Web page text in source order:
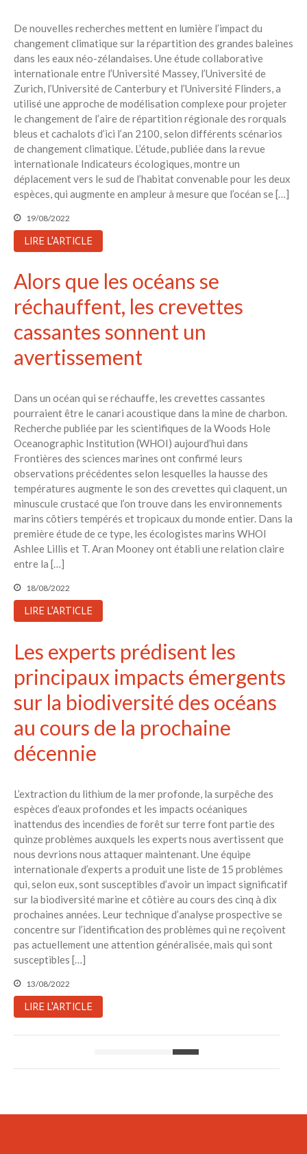
De nouvelles recherches mettent en lumière l’impact du
changement climatique sur la répartition des grandes baleines
dans les eaux néo-zélandaises. Une étude collaborative
internationale entre l’Université Massey, l’Université de
Zurich, l’Université de Canterbury et l’Université Flinders, a
utilisé une approche de modélisation complexe pour projeter
le changement de l’aire de répartition régionale des rorquals
bleus et cachalots d’ici l’an 2100, selon différents scénarios
de changement climatique. L’étude, publiée dans la revue
internationale Indicateurs écologiques, montre un
déplacement vers le sud de l’habitat convenable pour les deux
espèces, qui augmente en ampleur à mesure que l’océan se […]
19/08/2022
LIRE L'ARTICLE
Alors que les océans se
réchauffent, les crevettes
cassantes sonnent un
avertissement
Dans un océan qui se réchauffe, les crevettes cassantes
pourraient être le canari acoustique dans la mine de charbon.
Recherche publiée par les scientifiques de la Woods Hole
Oceanographic Institution (WHOI) aujourd’hui dans
Frontières des sciences marines ont confirmé leurs
observations précédentes selon lesquelles la hausse des
températures augmente le son des crevettes qui claquent, un
minuscule crustacé que l’on trouve dans les environnements
marins côtiers tempérés et tropicaux du monde entier. Dans la
première étude de ce type, les écologistes marins WHOI
Ashlee Lillis et T. Aran Mooney ont établi une relation claire
entre la […]
18/08/2022
LIRE L'ARTICLE
Les experts prédisent les
principaux impacts émergents
sur la biodiversité des océans
au cours de la prochaine
décennie
L’extraction du lithium de la mer profonde, la surpêche des
espèces d’eaux profondes et les impacts océaniques
inattendus des incendies de forêt sur terre font partie des
quinze problèmes auxquels les experts nous avertissent que
nous devrions nous attaquer maintenant. Une équipe
internationale d’experts a produit une liste de 15 problèmes
qui, selon eux, sont susceptibles d’avoir un impact significatif
sur la biodiversité marine et côtière au cours des cinq à dix
prochaines années. Leur technique d’analyse prospective se
concentre sur l’identification des problèmes qui ne reçoivent
pas actuellement une attention généralisée, mais qui sont
susceptibles […]
13/08/2022
LIRE L'ARTICLE